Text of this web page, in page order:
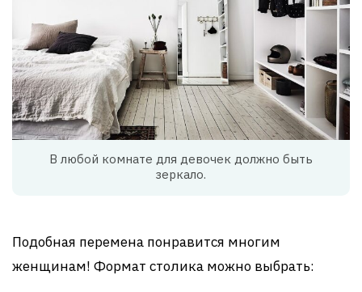
В любой комнате для девочек должно быть
зеркало.
Подобная перемена понравится многим
женщинам! Формат столика можно выбрать: